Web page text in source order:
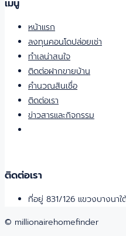
เมนู
หน้าแรก
ลงทุนคอนโดปล่อยเช่า
ทำเลน่าสนใจ
ติดต่อฝากขายบ้าน
คำนวณสินเชื่อ
ติดต่อเรา
ข่าวสารและกิจกรรม
ติดต่อเรา
ที่อยู่ 831/126 แขวงบางนา
© millionairehomefinder